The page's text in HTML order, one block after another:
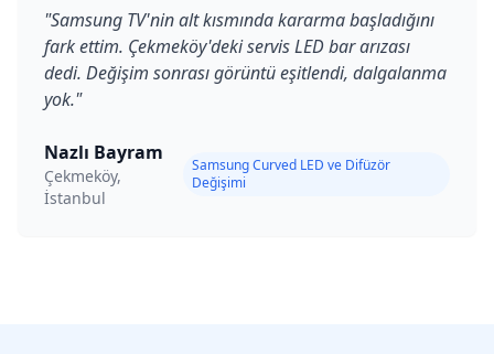
"Samsung TV'nin alt kısmında kararma başladığını
fark ettim. Çekmeköy'deki servis LED bar arızası
dedi. Değişim sonrası görüntü eşitlendi, dalgalanma
yok."
Nazlı Bayram
Çekmeköy,
İstanbul
Samsung Curved LED ve Difüzör
Değişimi